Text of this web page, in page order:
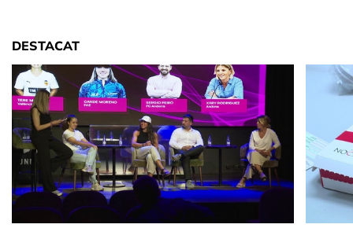
DESTACAT